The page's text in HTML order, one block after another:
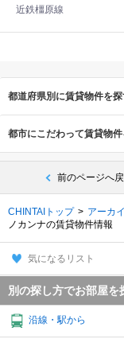
近鉄橿原線
都道府県別に賃貸物件を
都市にこだわって賃貸物
前のページへ
CHINTAIトップ アーカ
ノカンナの賃貸物件情報
気になるリスト
別の探し方でお部屋を
沿線・駅から